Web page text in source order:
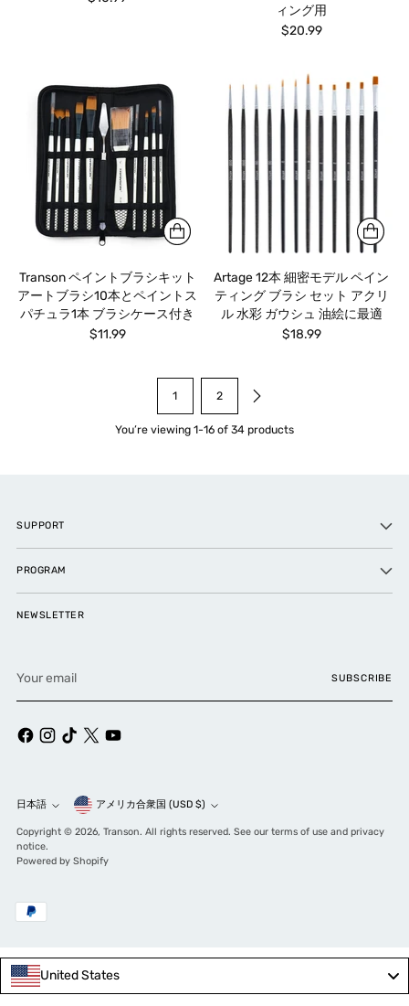
ィング用
$20.99
Transon ペイントブラシキット
アートブラシ10本とペイントス
パチュラ1本 ブラシケース付き
$11.99
Artage 12本 細密モデル ペイン
ティング ブラシ セット アクリ
ル 水彩 ガウシュ 油絵に最適
$18.99
1 2
You’re viewing 1-16 of 34 products
SUPPORT
PROGRAM
NEWSLETTER
email
SUBSCRIBE
Language
日本語 Currency アメリカ合衆国 (USD $)
Copyright © 2026, Transon. All rights reserved. See our terms of use and privacy
notice.
Powered by Shopify
United States